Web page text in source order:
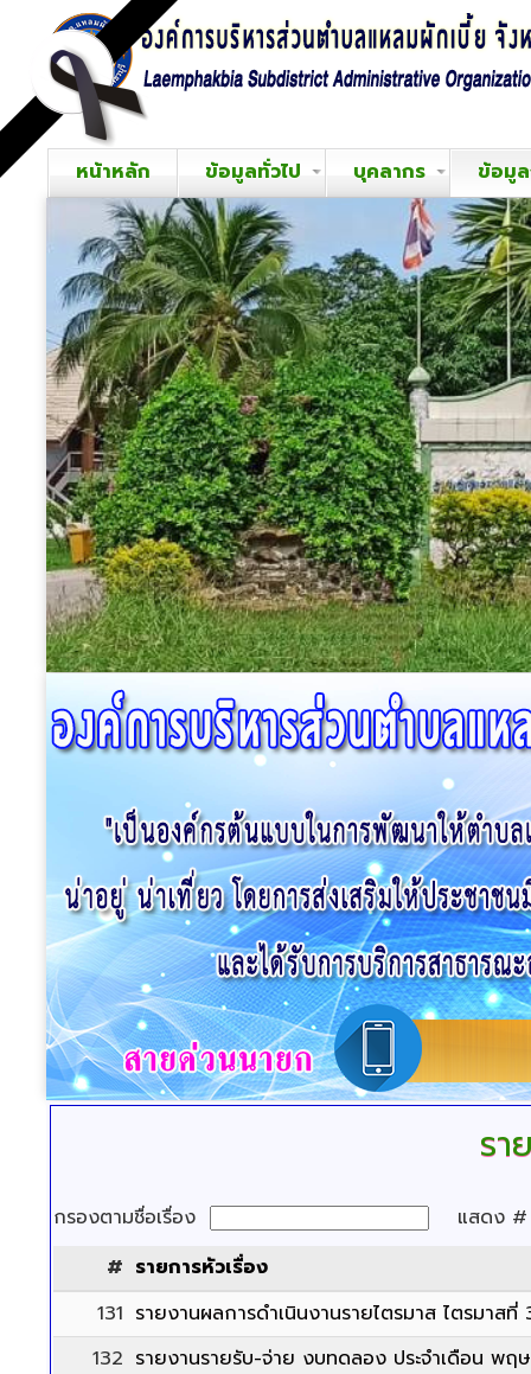
หน้าหลัก ข้อมูลทั่วไป บุคลากร ข้อมู
รา
กรองตามชื่อเรื่อง
แสดง
# รายการหัวเรื่อง
131 รายงานผลการดำเนินงานรายไตรมาส ไตรมาสที่
132 รายงานรายรับ-จ่าย งบทดลอง ประจำเดือน พฤ